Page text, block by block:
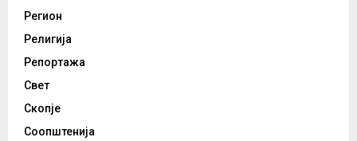
Регион
Религија
Репортажа
Свет
Скопје
Соопштенија